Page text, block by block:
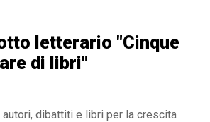
letterario "Cinque
di libri"
autori, dibattiti e libri per la crescita